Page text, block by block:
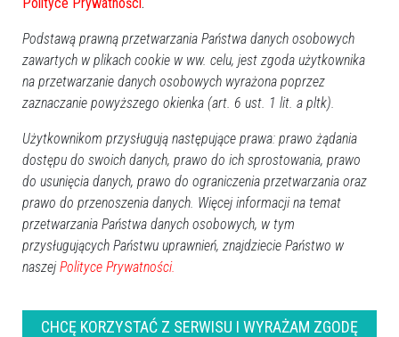
Podstawą prawną przetwarzania Państwa danych osobowych
zawartych w plikach cookie w ww. celu, jest zgoda użytkownika
na przetwarzanie danych osobowych wyrażona poprzez
zaznaczanie powyższego okienka (art. 6 ust. 1 lit. a pltk).
Użytkownikom przysługują następujące prawa: prawo żądania
dostępu do swoich danych, prawo do ich sprostowania, prawo
do usunięcia danych, prawo do ograniczenia przetwarzania oraz
prawo do przenoszenia danych. Więcej informacji na temat
przetwarzania Państwa danych osobowych, w tym
przysługujących Państwu uprawnień, znajdziecie Państwo w
naszej Polityce Prywatności.
CHCĘ KORZYSTAĆ Z SERWISU I WYRAŻAM ZGODĘ